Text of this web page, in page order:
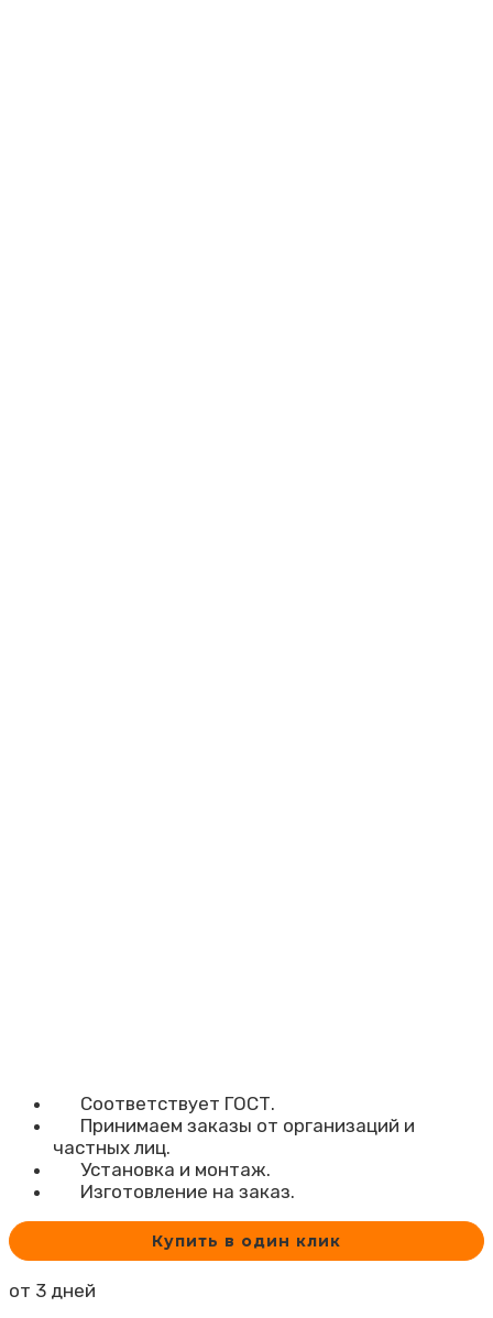
Соответствует ГОСТ.
Принимаем заказы от организаций и
частных лиц.
Установка и монтаж.
Изготовление на заказ.
Купить в один клик
от 3 дней